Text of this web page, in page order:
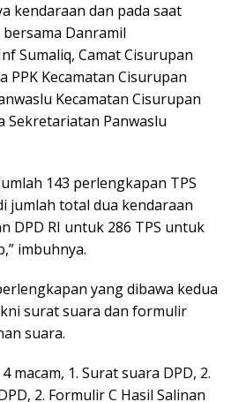
kendaraan dan pada saat
Danramil
Sumaliq, Camat Cisurupan
PPK Kecamatan Cisurupan
Kecamatan Cisurupan
Sekretariatan Panwaslu
143 perlengkapan TPS
jumlah total dua kendaraan
DPD RI untuk 286 TPS untuk
imbuhnya.
yang dibawa kedua
surat suara dan formulir
suara.
macam, 1. Surat suara DPD, 2.
2. Formulir C Hasil Salinan